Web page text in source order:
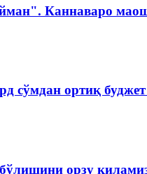
Каннаваро
сўмдан ортиқ
орзу